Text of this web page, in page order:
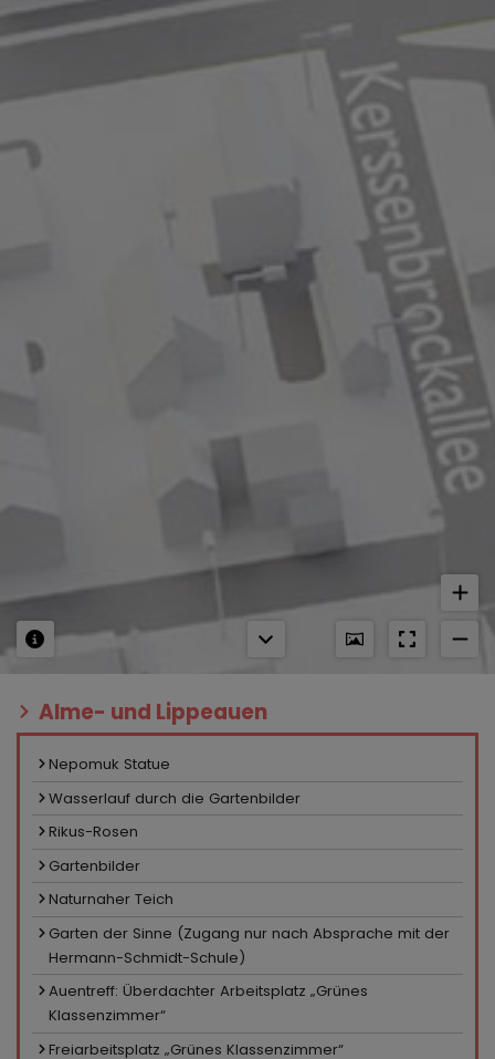
Alme- und Lippeauen
Nepomuk Statue
Wasserlauf durch die Gartenbilder
Rikus-Rosen
Gartenbilder
Naturnaher Teich
Garten der Sinne (Zugang nur nach Absprache mit der
Hermann-Schmidt-Schule)
Auentreff: Überdachter Arbeitsplatz „Grünes
Klassenzimmer“
Freiarbeitsplatz „Grünes Klassenzimmer“